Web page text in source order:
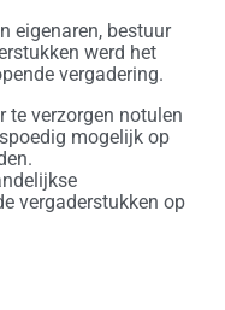
eigenaren, bestuur
werd het
vergadering.
te verzorgen notulen
mogelijk op
vergaderstukken op